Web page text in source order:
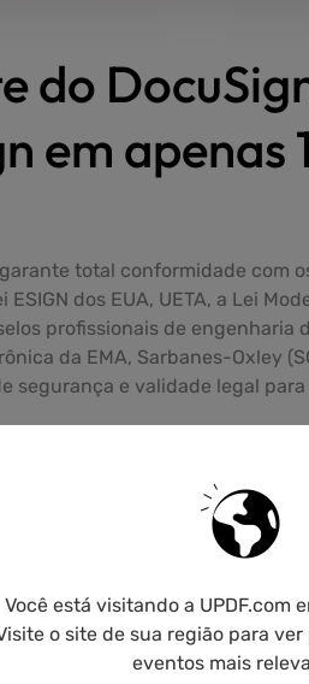
Você está visitando a UPDF.com
o site de sua região para
eventos mais
do
em apenas
total conformidade com
dos EUA, UETA, a Lei
selos profissionais de engenharia
da EMA, Sarbanes-Oxley
segurança e validade legal